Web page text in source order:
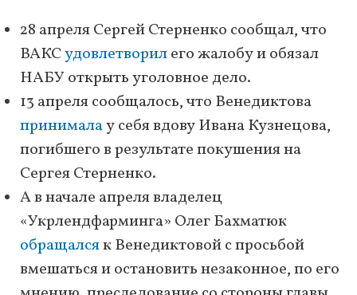
28 апреля Сергей Стерненко сообщал, что
ВАКСудовлетворилего жалобу и обязал
НАБУ открыть уголовное дело.
13 апреля сообщалось, что Венедиктова
принималау себя вдову Ивана Кузнецова,
погибшего в результате покушения на
Сергея Стерненко.
А в начале апреля владелец
«Укрлендфарминга» Олег Бахматюк
обращалсяк Венедиктовой с просьбой
вмешаться и остановить незаконное, по его